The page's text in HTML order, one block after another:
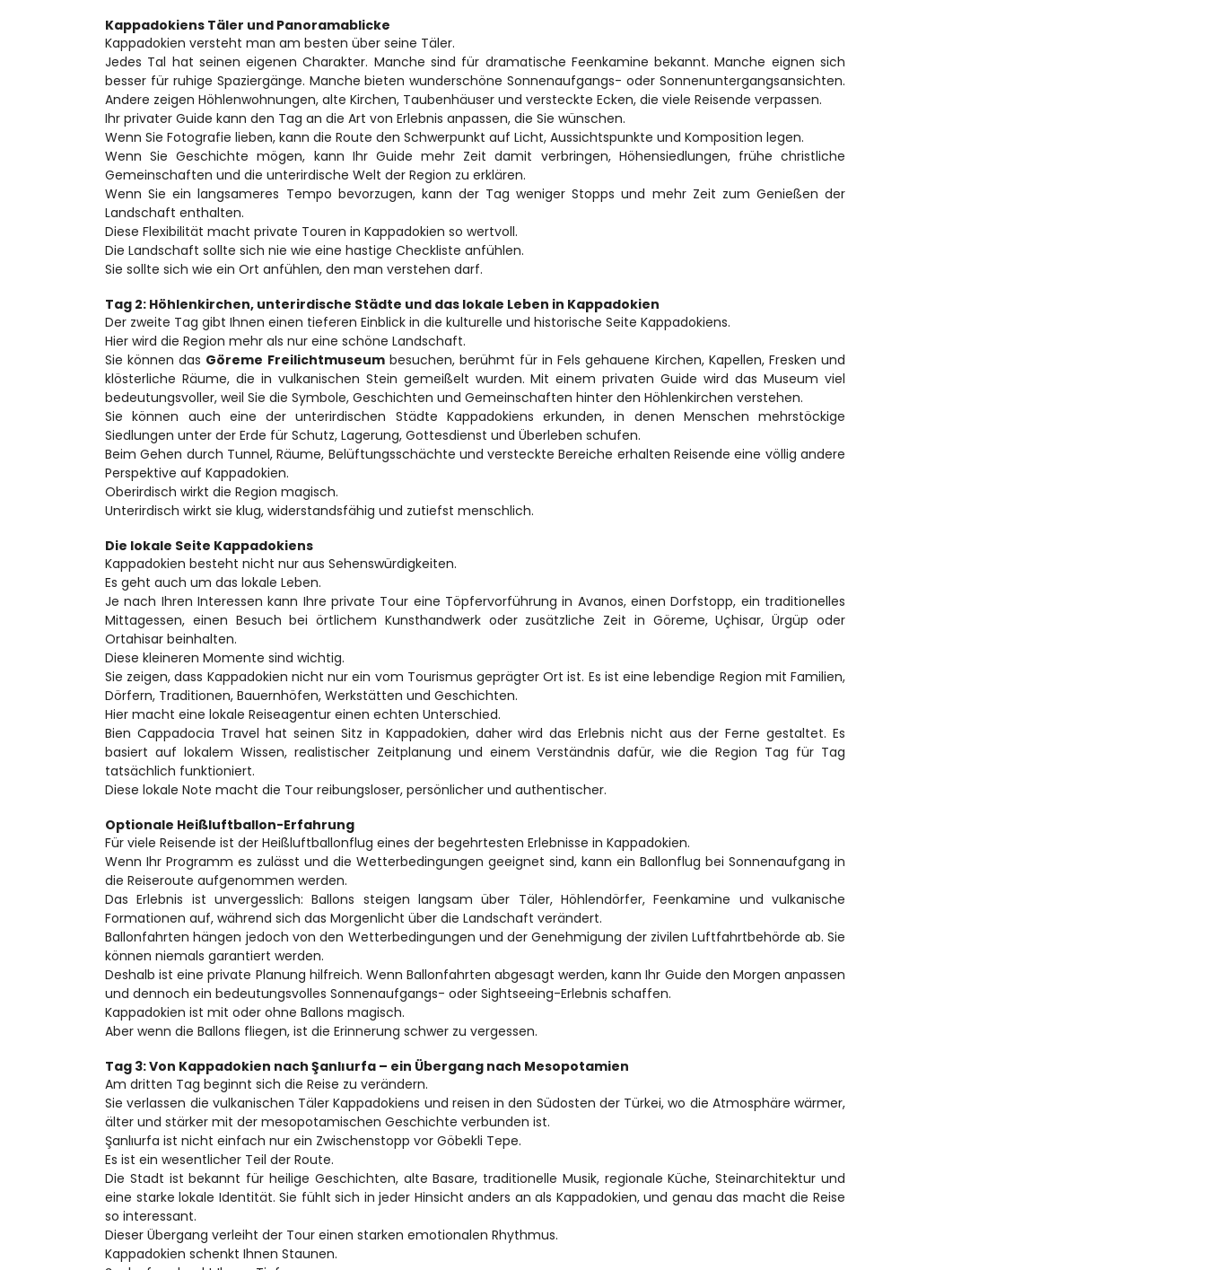
Kappadokiens Täler und Panoramablicke
Kappadokien versteht man am besten über seine Täler.
Jedes Tal hat seinen eigenen Charakter. Manche sind für dramatische Feenkamine bekannt. Manche eignen sich
besser für ruhige Spaziergänge. Manche bieten wunderschöne Sonnenaufgangs- oder Sonnenuntergangsansichten.
Andere zeigen Höhlenwohnungen, alte Kirchen, Taubenhäuser und versteckte Ecken, die viele Reisende verpassen.
Ihr privater Guide kann den Tag an die Art von Erlebnis anpassen, die Sie wünschen.
Wenn Sie Fotografie lieben, kann die Route den Schwerpunkt auf Licht, Aussichtspunkte und Komposition legen.
Wenn Sie Geschichte mögen, kann Ihr Guide mehr Zeit damit verbringen, Höhensiedlungen, frühe christliche
Gemeinschaften und die unterirdische Welt der Region zu erklären.
Wenn Sie ein langsameres Tempo bevorzugen, kann der Tag weniger Stopps und mehr Zeit zum Genießen der
Landschaft enthalten.
Diese Flexibilität macht private Touren in Kappadokien so wertvoll.
Die Landschaft sollte sich nie wie eine hastige Checkliste anfühlen.
Sie sollte sich wie ein Ort anfühlen, den man verstehen darf.
Tag 2: Höhlenkirchen, unterirdische Städte und das lokale Leben in Kappadokien
Der zweite Tag gibt Ihnen einen tieferen Einblick in die kulturelle und historische Seite Kappadokiens.
Hier wird die Region mehr als nur eine schöne Landschaft.
Sie können das Göreme Freilichtmuseum besuchen, berühmt für in Fels gehauene Kirchen, Kapellen, Fresken und
klösterliche Räume, die in vulkanischen Stein gemeißelt wurden. Mit einem privaten Guide wird das Museum viel
bedeutungsvoller, weil Sie die Symbole, Geschichten und Gemeinschaften hinter den Höhlenkirchen verstehen.
Sie können auch eine der unterirdischen Städte Kappadokiens erkunden, in denen Menschen mehrstöckige
Siedlungen unter der Erde für Schutz, Lagerung, Gottesdienst und Überleben schufen.
Beim Gehen durch Tunnel, Räume, Belüftungsschächte und versteckte Bereiche erhalten Reisende eine völlig andere
Perspektive auf Kappadokien.
Oberirdisch wirkt die Region magisch.
Unterirdisch wirkt sie klug, widerstandsfähig und zutiefst menschlich.
Die lokale Seite Kappadokiens
Kappadokien besteht nicht nur aus Sehenswürdigkeiten.
Es geht auch um das lokale Leben.
Je nach Ihren Interessen kann Ihre private Tour eine Töpfervorführung in Avanos, einen Dorfstopp, ein traditionelles
Mittagessen, einen Besuch bei örtlichem Kunsthandwerk oder zusätzliche Zeit in Göreme, Uçhisar, Ürgüp oder
Ortahisar beinhalten.
Diese kleineren Momente sind wichtig.
Sie zeigen, dass Kappadokien nicht nur ein vom Tourismus geprägter Ort ist. Es ist eine lebendige Region mit Familien,
Dörfern, Traditionen, Bauernhöfen, Werkstätten und Geschichten.
Hier macht eine lokale Reiseagentur einen echten Unterschied.
Bien Cappadocia Travel hat seinen Sitz in Kappadokien, daher wird das Erlebnis nicht aus der Ferne gestaltet. Es
basiert auf lokalem Wissen, realistischer Zeitplanung und einem Verständnis dafür, wie die Region Tag für Tag
tatsächlich funktioniert.
Diese lokale Note macht die Tour reibungsloser, persönlicher und authentischer.
Optionale Heißluftballon-Erfahrung
Für viele Reisende ist der Heißluftballonflug eines der begehrtesten Erlebnisse in Kappadokien.
Wenn Ihr Programm es zulässt und die Wetterbedingungen geeignet sind, kann ein Ballonflug bei Sonnenaufgang in
die Reiseroute aufgenommen werden.
Das Erlebnis ist unvergesslich: Ballons steigen langsam über Täler, Höhlendörfer, Feenkamine und vulkanische
Formationen auf, während sich das Morgenlicht über die Landschaft verändert.
Ballonfahrten hängen jedoch von den Wetterbedingungen und der Genehmigung der zivilen Luftfahrtbehörde ab. Sie
können niemals garantiert werden.
Deshalb ist eine private Planung hilfreich. Wenn Ballonfahrten abgesagt werden, kann Ihr Guide den Morgen anpassen
und dennoch ein bedeutungsvolles Sonnenaufgangs- oder Sightseeing-Erlebnis schaffen.
Kappadokien ist mit oder ohne Ballons magisch.
Aber wenn die Ballons fliegen, ist die Erinnerung schwer zu vergessen.
Tag 3: Von Kappadokien nach Şanlıurfa – ein Übergang nach Mesopotamien
Am dritten Tag beginnt sich die Reise zu verändern.
Sie verlassen die vulkanischen Täler Kappadokiens und reisen in den Südosten der Türkei, wo die Atmosphäre wärmer,
älter und stärker mit der mesopotamischen Geschichte verbunden ist.
Şanlıurfa ist nicht einfach nur ein Zwischenstopp vor Göbekli Tepe.
Es ist ein wesentlicher Teil der Route.
Die Stadt ist bekannt für heilige Geschichten, alte Basare, traditionelle Musik, regionale Küche, Steinarchitektur und
eine starke lokale Identität. Sie fühlt sich in jeder Hinsicht anders an als Kappadokien, und genau das macht die Reise
so interessant.
Dieser Übergang verleiht der Tour einen starken emotionalen Rhythmus.
Kappadokien schenkt Ihnen Staunen.